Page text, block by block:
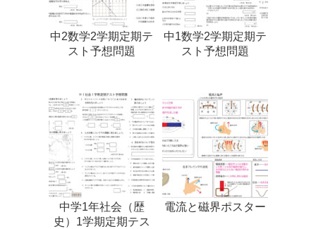
中2数学2学期定期テ
スト予想問題
中1数学2学期定期テ
スト予想問題
中学1年社会（歴
史）1学期定期テス
電流と磁界ポスター